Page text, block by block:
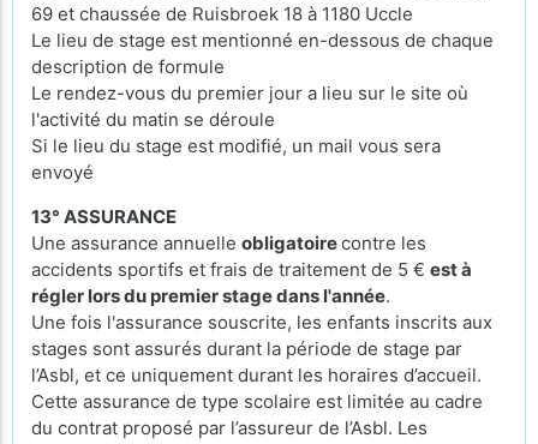
69 et chaussée de Ruisbroek 18 à 1180 Uccle
Le lieu de stage est mentionné en-dessous de chaque
description de formule
Le rendez-vous du premier jour a lieu sur le site où
l'activité du matin se déroule
Si le lieu du stage est modifié, un mail vous sera
envoyé
13° ASSURANCE
Une assurance annuelle obligatoirecontre les
accidents sportifs et frais de traitement de 5 € est à
régler lors du premier stage dans l'année.
Une fois l'assurance souscrite, les enfants inscrits aux
stages sont assurés durant la période de stage par
l’Asbl, et ce uniquement durant les horaires d’accueil.
Cette assurance de type scolaire est limitée au cadre
du contrat proposé par l’assureur de l’Asbl. Les